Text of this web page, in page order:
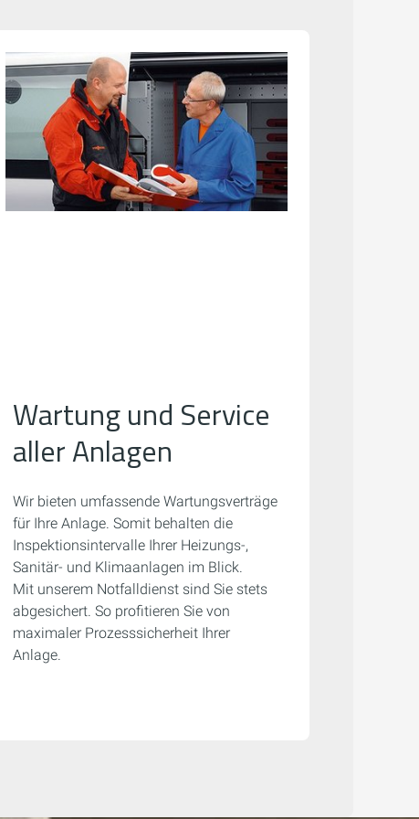
Wartung und Service
aller Anlagen
Wir bieten umfassende Wartungsverträge
für Ihre Anlage. Somit behalten die
Inspektionsintervalle Ihrer Heizungs-,
Sanitär- und Klimaanlagen im Blick.
Mit unserem Notfalldienst sind Sie stets
abgesichert. So profitieren Sie von
maximaler Prozess­sicher­heit Ihrer
Anlage.